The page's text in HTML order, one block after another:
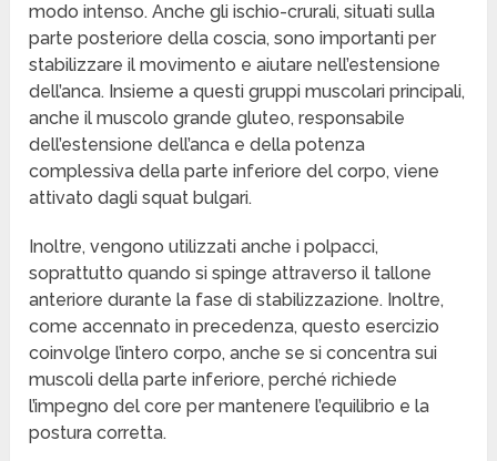
modo intenso. Anche gli ischio-crurali, situati sulla
parte posteriore della coscia, sono importanti per
stabilizzare il movimento e aiutare nell’estensione
dell’anca. Insieme a questi gruppi muscolari principali,
anche il muscolo grande gluteo, responsabile
dell’estensione dell’anca e della potenza
complessiva della parte inferiore del corpo, viene
attivato dagli squat bulgari.
Inoltre, vengono utilizzati anche i polpacci,
soprattutto quando si spinge attraverso il tallone
anteriore durante la fase di stabilizzazione. Inoltre,
come accennato in precedenza, questo esercizio
coinvolge l’intero corpo, anche se si concentra sui
muscoli della parte inferiore, perché richiede
l’impegno del core per mantenere l’equilibrio e la
postura corretta.